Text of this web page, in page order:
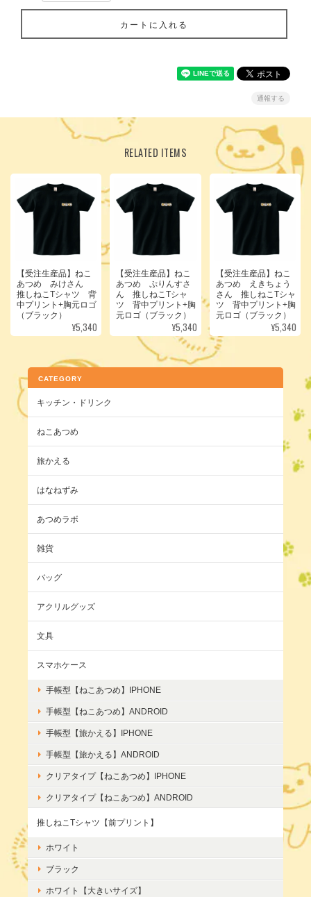
カートに入れる
通報する
RELATED ITEMS
【受注生産品】ねこ
あつめ みけさん
推しねこTシャツ 背
中プリント+胸元ロゴ
（ブラック）
¥5,340
【受注生産品】ねこ
あつめ ぷりんすさ
ん 推しねこTシャ
ツ 背中プリント+胸
元ロゴ（ブラック）
¥5,340
【受注生産品】ねこ
あつめ えきちょう
さん 推しねこTシャ
ツ 背中プリント+胸
元ロゴ（ブラック）
¥5,340
CATEGORY
キッチン・ドリンク
ねこあつめ
旅かえる
はなねずみ
あつめラボ
雑貨
バッグ
アクリルグッズ
文具
スマホケース
手帳型【ねこあつめ】IPHONE
手帳型【ねこあつめ】ANDROID
手帳型【旅かえる】IPHONE
手帳型【旅かえる】ANDROID
クリアタイプ【ねこあつめ】IPHONE
クリアタイプ【ねこあつめ】ANDROID
推しねこTシャツ【前プリント】
ホワイト
ブラック
ホワイト【大きいサイズ】